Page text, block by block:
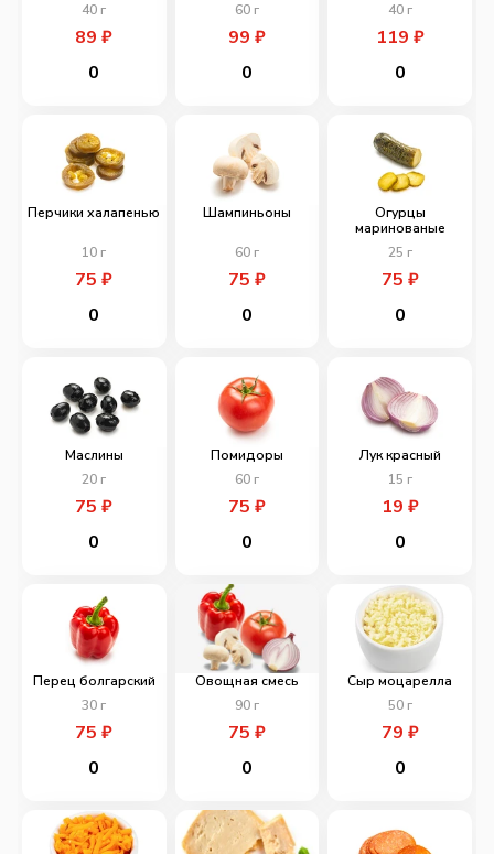
40 г
89₽
0
60г
99 ₽
0
40г
119 ₽
0
Перчики халапенью
10 г
75₽
0
Шампиньоны
60г
75 ₽
0
Огурцы
маринованые
25 г
75 ₽
0
Маслины
20 г
75₽
0
Помидоры
60г
75 ₽
0
Лук красный
15 г
19 ₽
0
Перец болгарский
30 г
75₽
0
Овощная смесь
90г
75 ₽
0
Сыр моцарелла
50г
79 ₽
0